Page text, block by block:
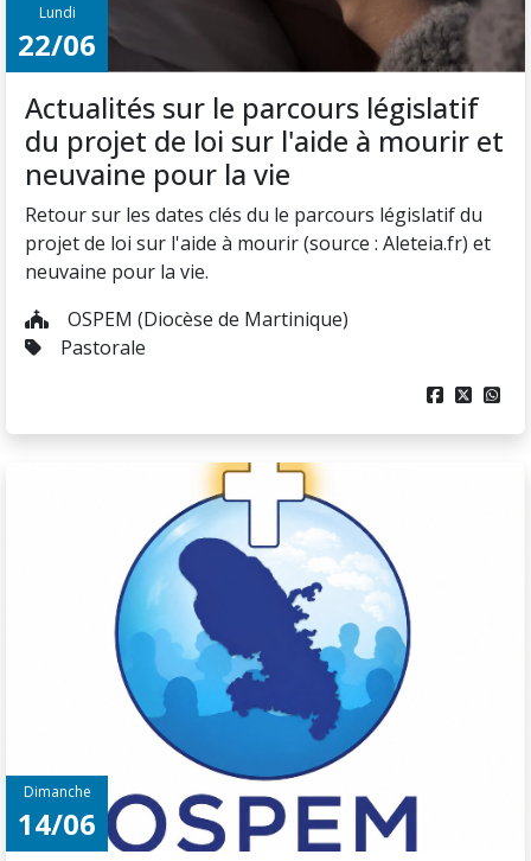
Lundi
22/06
Actualités sur le parcours législatif
du projet de loi sur l'aide à mourir et
neuvaine pour la vie
Retour sur les dates clés du le parcours législatif du
projet de loi sur l'aide à mourir (source : Aleteia.fr) et
neuvaine pour la vie.
OSPEM (Diocèse de Martinique)
Pastorale
  
Dimanche
14/06